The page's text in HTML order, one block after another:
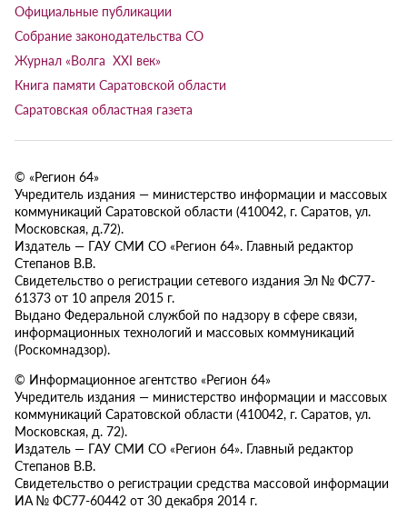
Официальные публикации
Собрание законодательства СО
Журнал «Волга XXI век»
Книга памяти Саратовской области
Саратовская областная газета
© «Регион 64»
Учредитель издания — министерство информации и массовых
коммуникаций Саратовской области (410042, г. Саратов, ул.
Московская, д.72).
Издатель — ГАУ СМИ СО «Регион 64». Главный редактор
Степанов В.В.
Свидетельство о регистрации сетевого издания Эл № ФС77-
61373 от 10 апреля 2015 г.
Выдано Федеральной службой по надзору в сфере связи,
информационных технологий и массовых коммуникаций
(Роскомнадзор).
© Информационное агентство «Регион 64»
Учредитель издания — министерство информации и массовых
коммуникаций Саратовской области (410042, г. Саратов, ул.
Московская, д. 72).
Издатель — ГАУ СМИ СО «Регион 64». Главный редактор
Степанов В.В.
Свидетельство о регистрации средства массовой информации
ИА № ФС77-60442 от 30 декабря 2014 г.